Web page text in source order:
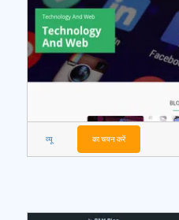
व्यू का चयन करें